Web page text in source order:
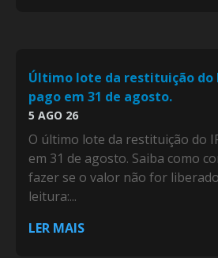
Último lote da restituição do
pago em 31 de agosto.
5 AGO 26
O último lote da restituição do
em 31 de agosto. Saiba como
fazer se o valor não for
leitura:...
LER MAIS